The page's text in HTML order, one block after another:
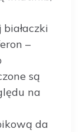
–
są
na
da